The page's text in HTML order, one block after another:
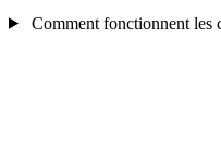
Comment fonctionnent les